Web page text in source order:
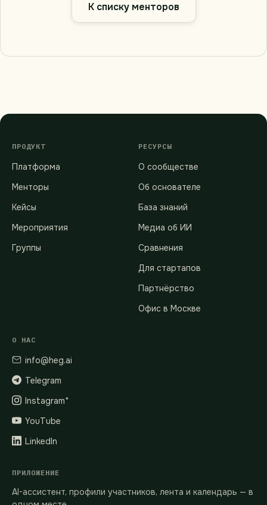
К списку менторов
ПРОДУКТ
Платформа
Менторы
Кейсы
Мероприятия
Группы
РЕСУРСЫ
О сообществе
Об основателе
База знаний
Медиа об ИИ
Сравнения
Для стартапов
Партнёрство
Офис в Москве
О НАС
info@heg.ai
Telegram
Instagram*
YouTube
LinkedIn
ПРИЛОЖЕНИЕ
AI-ассистент, профили участников, лента и календарь — в